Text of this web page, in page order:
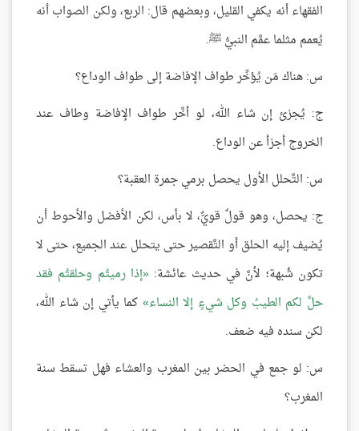
الفقهاء أنه يكفي القليل، وبعضهم قال: الربع، ولكن الصواب أنه
يُعمم مثلما عمَّم النبيُّ ﷺ.
س: هناك مَن يُؤخِّر طواف الإفاضة إلى طواف الوداع؟
ج: يُجزئ إن شاء الله، لو أخَّر طواف الإفاضة وطاف عند
الخروج أجزأ عن الوداع.
س: التَّحلل الأول يحصل برمي جمرة العقبة؟
ج: يحصل، وهو قولٌ قويٌّ، لا بأس، لكن الأفضل والأحوط أن
يُضيف إليه الحلق أو التَّقصير حتى يتحلل عند الجميع، حتى لا
تكون شُبهة؛ لأنَّ في حديث عائشة: إذا رميتُم وحلقتُم فقد
حلَّ لكم الطيبُ وكل شيءٍ إلا النساء كما يأتي إن شاء الله،
لكن سنده فيه ضعف.
س: لو جمع في الحضر بين المغرب والعشاء فهل تسقط سنة
المغرب؟